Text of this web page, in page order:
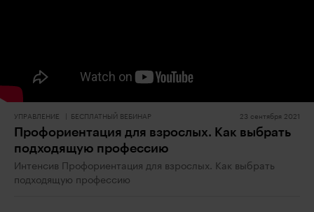
УПРАВЛЕНИЕ БЕСПЛАТНЫЙ ВЕБИНАР 23 сентября 2021
Профориентация для взрослых. Как выбрать
подходящую профессию
Интенсив Профориентация для взрослых. Как выбрать
подходящую профессию